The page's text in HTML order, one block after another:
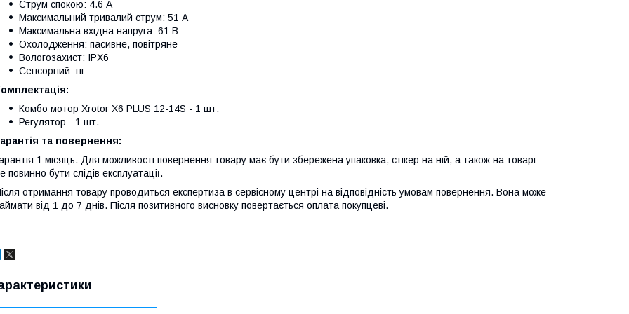
Струм спокою: 4.6 А
Максимальний тривалий струм: 51 А
Максимальна вхідна напруга: 61 В
Охолодження: пасивне, повітряне
Вологозахист: IPX6
Сенсорний: ні
Комбо мотор Xrotor X6 PLUS 12-14S - 1 шт.
Регулятор - 1 шт.
та повернення:
1 місяць. Для можливості повернення товару має бути збережена упаковка, стікер на ній, а також на товарі
повинно бути слідів експлуатації.
отримання товару проводиться експертиза в сервісному центрі на відповідність умовам повернення. Вона може
від 1 до 7 днів. Після позитивного висновку повертається оплата покупцеві.